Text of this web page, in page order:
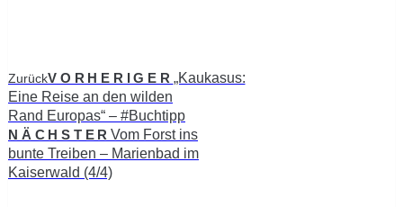
ZurückVORHERIGER „Kaukasus:
Eine Reise an den wilden
Rand Europas“ – #Buchtipp
NÄCHSTER Vom Forst ins
bunte Treiben – Marienbad im
Kaiserwald (4/4)